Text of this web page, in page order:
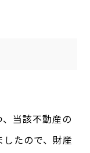
当該不動産の
たので、財産